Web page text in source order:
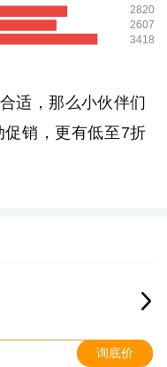
2820
2607
3418
适，那么小伙伴们
销，更有低至7折
询底价